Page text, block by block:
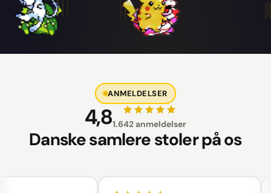
ANMELDELSER
4,81.642 anmeldelser
Danske samlere stoler på os